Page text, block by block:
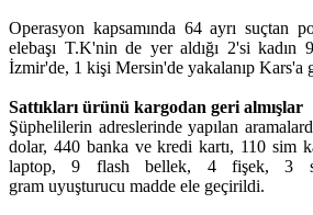
Operasyon kapsamında 64 ayrı suçtan
elebaşı T.K'nin de yer aldığı 2'si
İzmir'de, 1 kişi Mersin'de yakalanıp Kars'a
Sattıkları ürünü kargodan geri almışlar
Şüphelilerin adreslerinde yapılan
dolar, 440 banka ve kredi kartı, 110 sim
laptop, 9 flash bellek, 4 fişek, 3
gram uyuşturucu madde ele geçirildi.